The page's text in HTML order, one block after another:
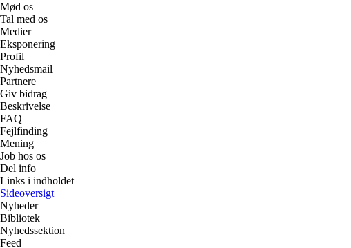
Mød os
Tal med os
Medier
Eksponering
Profil
Nyhedsmail
Partnere
Giv bidrag
Beskrivelse
FAQ
Fejlfinding
Mening
Job hos os
Del info
Links i indholdet
Sideoversigt
Nyheder
Bibliotek
Nyhedssektion
Feed